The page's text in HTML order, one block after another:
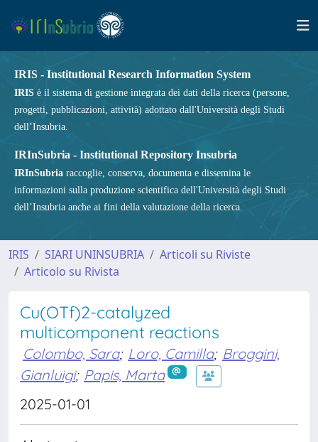
IRIS - Institutional Research Information System
IRIS è il sistema di gestione integrata dei dati della ricerca (persone,
progetti, pubblicazioni, attività) adottato dall'Università degli Studi
dell’Insubria.
IRInSubria - Institutional Repository Insubria
IRInSubria raccoglie, conserva, documenta e dissemina le
informazioni sulla produzione scientifica dell'Università degli Studi
dell’Insubria anche ai fini della valutazione della ricerca.
IRIS SIARI UNINSUBRIA
Articoli su Riviste
Articolo su Rivista
Cu(OTf)2-catalyzed
multicomponent reactions
Colombo, Sara; Loro, Camilla; Broggini,
Gianluigi; Papis, Marta
2025-01-01